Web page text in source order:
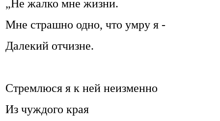
„Не жалко мне жизни.
Мне страшно одно, что умру я -
Далекий отчизне.
Стремлюся я к ней неизменно
Из чуждого края